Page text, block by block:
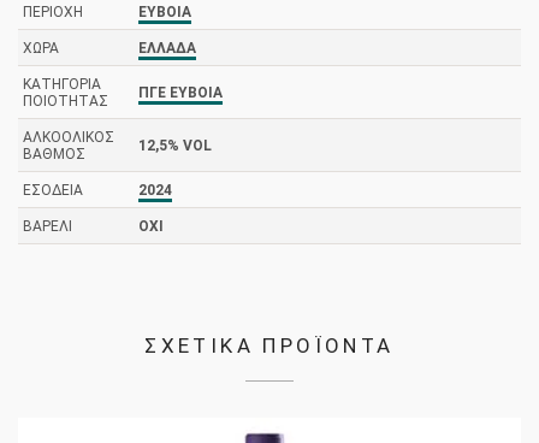
ΠΕΡΙΟΧΉ ΕΎΒΟΙΑ
ΧΏΡΑ ΕΛΛΆΔΑ
ΚΑΤΗΓΟΡΊΑ
ΠΟΙΌΤΗΤΑΣ
ΠΓΕ ΕΎΒΟΙΑ
ΑΛΚΟΟΛΙΚΌΣ
ΒΑΘΜΌΣ
12,5% VOL
ΕΣΟΔΕΊΑ 2024
ΒΑΡΈΛΙ ΌΧΙ
ΣΧΕΤΙΚΑ ΠΡΟΪΟΝΤΑ